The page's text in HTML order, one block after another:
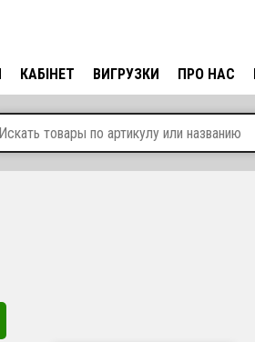
КАБІНЕТ ВИГРУЗКИ ПРО НАС